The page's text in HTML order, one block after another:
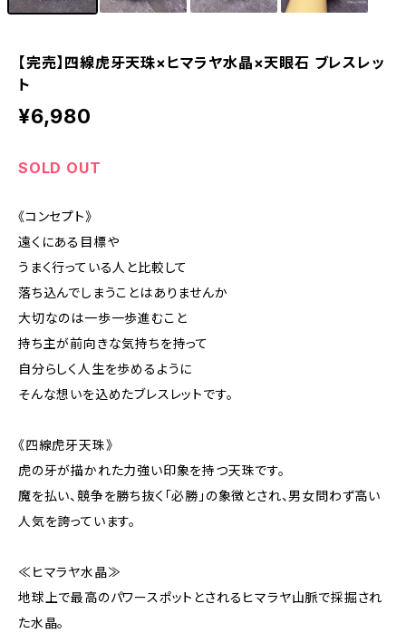
【完売】四線虎牙天珠×ヒマラヤ水晶×天眼石 ブレスレッ
ト
¥6,980
SOLD OUT
《コンセプト》
遠くにある目標や
うまく行っている人と比較して
落ち込んでしまうことはありませんか
大切なのは一歩一歩進むこと
持ち主が前向きな気持ちを持って
自分らしく人生を歩めるように
そんな想いを込めたブレスレットです。
《四線虎牙天珠》
虎の牙が描かれた力強い印象を持つ天珠です。
魔を払い、競争を勝ち抜く「必勝」の象徴とされ、男女問わず高い
人気を誇っています。
≪ヒマラヤ水晶≫
地球上で最高のパワースポットとされるヒマラヤ山脈で採掘され
た水晶。